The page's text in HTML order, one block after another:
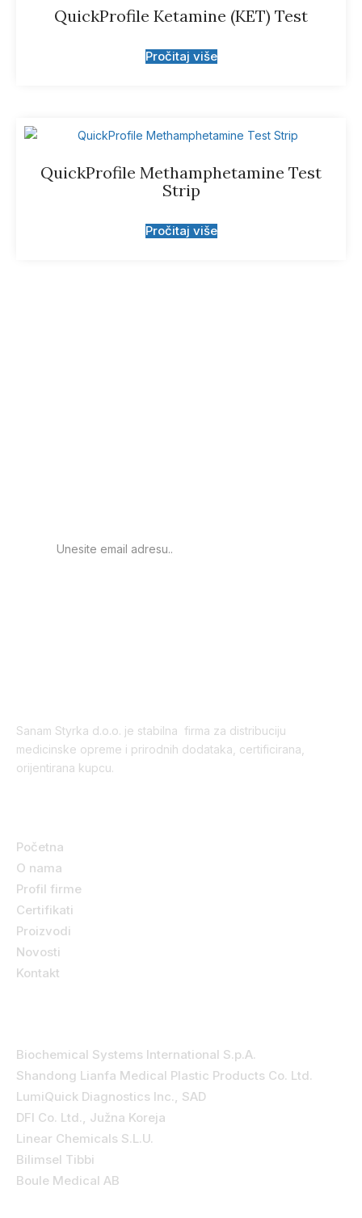
QuickProfile Ketamine (KET) Test
Pročitaj više
QuickProfile Methamphetamine Test
Strip
Pročitaj više
Sanam Styrka d.o.o. je stabilna firma za distribuciju
medicinske opreme i prirodnih dodataka, certificirana,
orijentirana kupcu.
Početna
O nama
Profil firme
Certifikati
Proizvodi
Novosti
Kontakt
Biochemical Systems International S.p.A.
Shandong Lianfa Medical Plastic Products Co. Ltd.
LumiQuick Diagnostics Inc., SAD
DFI Co. Ltd., Južna Koreja
Linear Chemicals S.L.U.
Bilimsel Tibbi
Boule Medical AB